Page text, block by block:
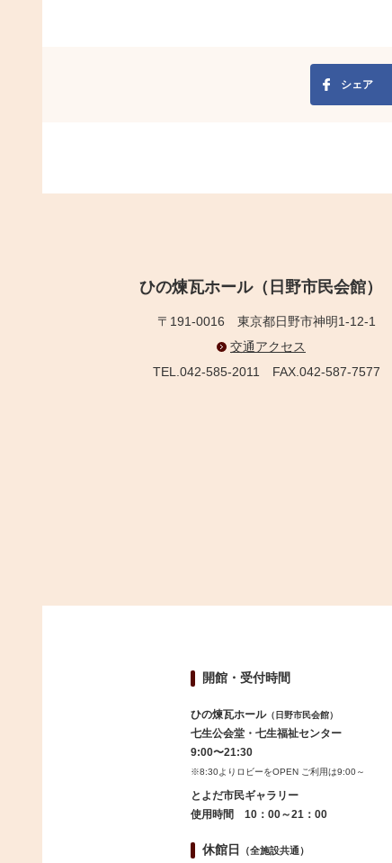
シェア
ひの煉瓦ホール（日野市民会館）
〒191-0016 東京都日野市神明1-12-1
交通アクセス
TEL.042-585-2011 FAX.042-587-7577
開館・受付時間
ひの煉瓦ホール（日野市民会館）
七生公会堂・七生福祉センター
9:00〜21:30
※8:30よりロビーをOPEN ご利用は9:00～
とよだ市民ギャラリー
使用時間 10：00～21：00
休館日 （全施設共通）